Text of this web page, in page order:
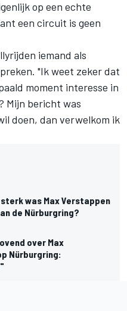
op een echte
een circuit is geen
iemand als
"Ik weet zeker dat
moment interesse in
Mijn bericht was
doen, dan verwelkom ik
was Max Verstappen
de Nürburgring?
over Max
Nürburgring: